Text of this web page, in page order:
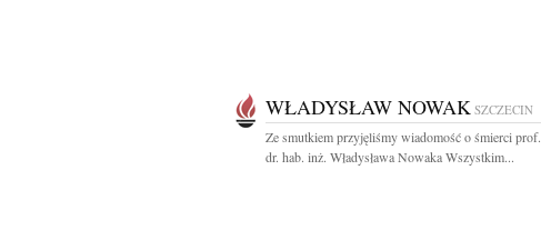
WŁADYSŁAW NOWAK SZCZECIN
Ze smutkiem przyjęliśmy wiadomość o śmierci prof.
dr. hab. inż. Władysława Nowaka Wszystkim...